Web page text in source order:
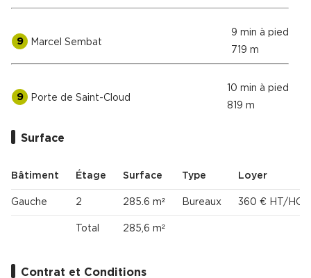
9 Marcel Sembat
9 min à pied
719 m
9 Porte de Saint-Cloud
10 min à pied
819 m
Surface
Bâtiment Étage Surface Type Loyer
Gauche 2 285.6 m² Bureaux 360 € HT/HC/
Total 285,6 m²
Contrat et Conditions